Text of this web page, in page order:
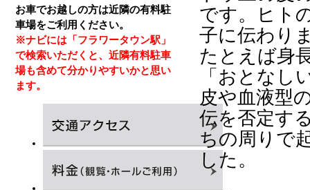
お車でお越しの方は近隣の有料駐
車場をご利用ください。
※ナビには「フラワータウン駅」
で検索いただくと、近隣有料駐車
場も含めて分かりやすいかと思い
ます。
です。ヒト
子に伝わり
たとえば身
「おとなし
皮や血液型
伝を否定す
ちの周りで
した。